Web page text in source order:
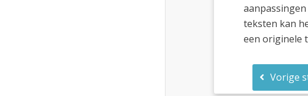
teksten kan
een originele
Vorige